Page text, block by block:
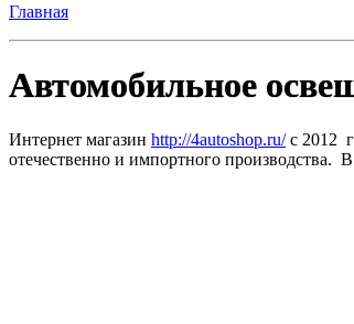
Главная
Автомобильное
Интернет магазин http://4autoshop.ru/с 2012
отечественно и импортного производства.